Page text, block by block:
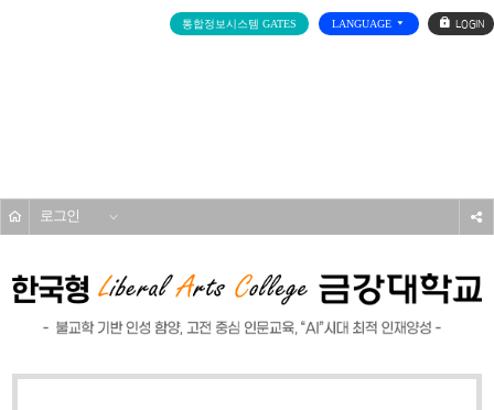
통합정보시스템 GATES LANGUAGE
로
그
로그인